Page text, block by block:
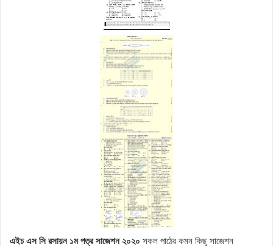
এইচ এস সি রসায়ন ১ম পত্র সাজেশন ২০২০ সকল পাঠের কমন কিছু সাজেশন